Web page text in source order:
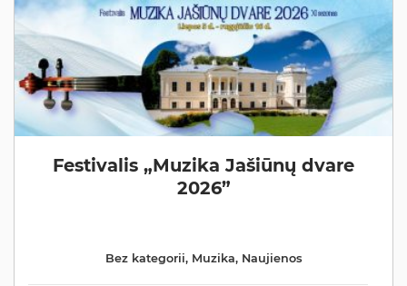
Festivalis „Muzika Jašiūnų dvare
2026”
Bez kategorii, Muzika, Naujienos